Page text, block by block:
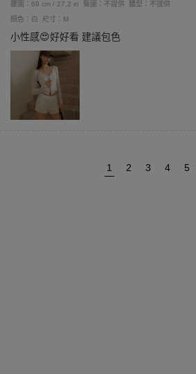
腰圍：69 cm / 27.2 in
臀圍：不提供
體型：不提供
顏色：白
尺寸：M
小性感😍好好看 建議包色
1 2 3 4 5